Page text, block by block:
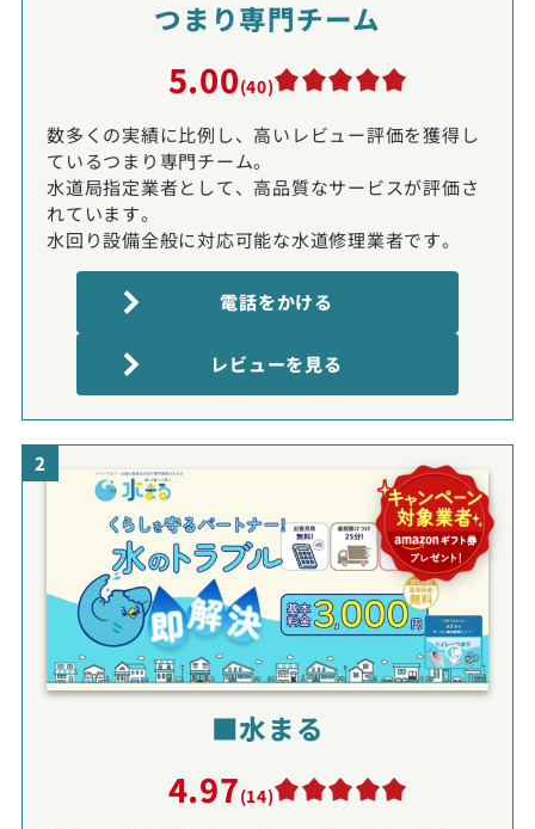
つまり専門チーム
5.00(40)
数多くの実績に比例し、高いレビュー評価を獲得し
ているつまり専門チーム。
水道局指定業者として、高品質なサービスが評価さ
れています。
水回り設備全般に対応可能な水道修理業者です。
電話をかける
レビューを見る
2
■水まる
4.97(14)